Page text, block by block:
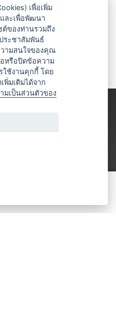
เพื่อเพิ่ม
ละเพื่อพัฒนา
ต์ของท่านรวมถึง
ระชาสัมพันธ์
ามสนใจของคุณ
หรือปิดข้อความ
ใช้งานคุกกี้ โดย
พิ่มเติมได้จาก
มเป็นส่วนตัวของ